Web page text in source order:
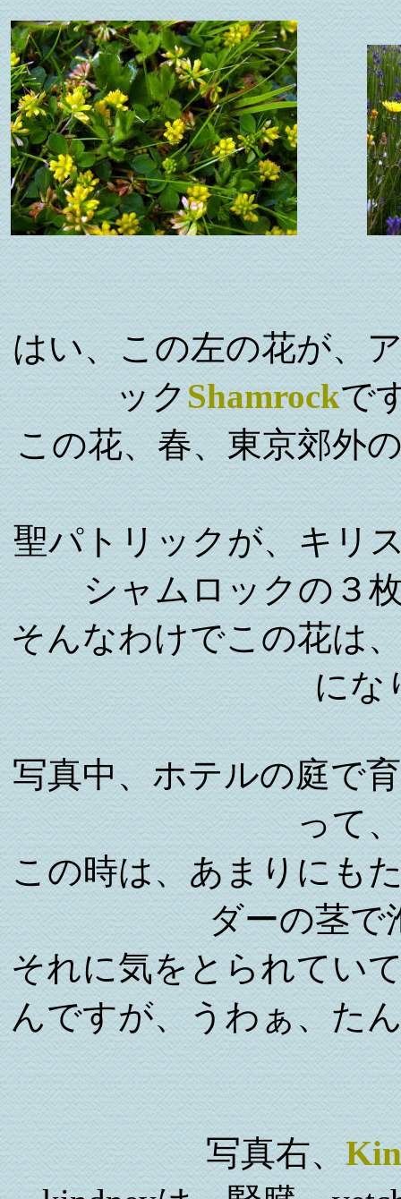
はい、この左の花が、
ックShamrockで
この花、春、東京郊外
聖パトリックが、キリ
シャムロックの３
そんなわけでこの花は
にな
写真中、ホテルの庭で
って
この時は、あまりにも
ダーの茎で
それに気をとられてい
んですが、うわぁ、た
写真右、